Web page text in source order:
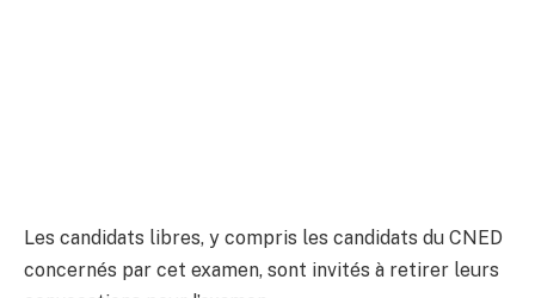
Les candidats libres, y compris les candidats du CNED
concernés par cet examen, sont invités à retirer leurs